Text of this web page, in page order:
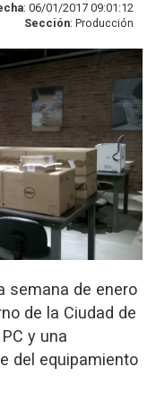
: 06/01/2017 09:01:12
Sección: Producción
semana de enero
de la Ciudad de
y una
del equipamiento